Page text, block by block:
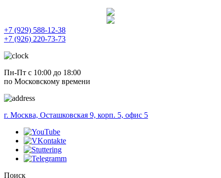
+7 (929) 588-12-38
+7 (926) 220-73-73
Пн-Пт с 10:00 до 18:00
по Московскому времени
г. Москва, Осташковская 9, корп. 5, офис 5
Поиск